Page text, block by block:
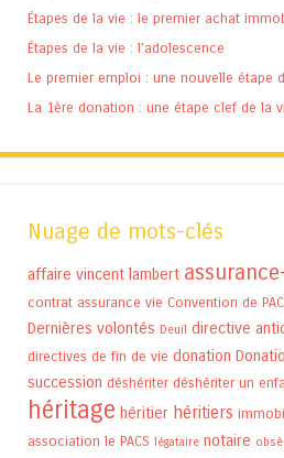
Étapes de la vie : le premier achat
Étapes de la vie : l’adolescence
Le premier emploi : une nouvelle étape
La 1ère donation : une étape clef de la
Nuage de mots-clés
affaire vincent lambert
contrat assurance vie Convention de
Dernières volontés Deuil directive
directives de fin de vie donation
succession déshériter déshériter un
héritage héritier héritiers
association le PACS légataire notaire